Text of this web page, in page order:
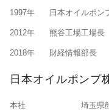
1997年 日本オイルポン
2012年 熊谷工場工場長
2018年 財経情報部長
日本オイルポンプ
本社 埼玉県